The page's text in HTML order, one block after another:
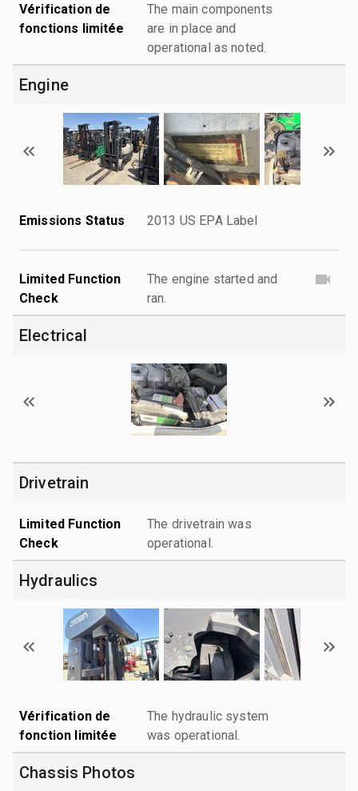
Vérification de
fonctions limitée
The main components
are in place and
operational as noted.
Engine
Emissions Status 2013 US EPA Label
Limited Function
Check
The engine started and
ran.
Electrical
Drivetrain
Limited Function
Check
The drivetrain was
operational.
Hydraulics
Vérification de
fonction limitée
The hydraulic system
was operational.
Chassis Photos